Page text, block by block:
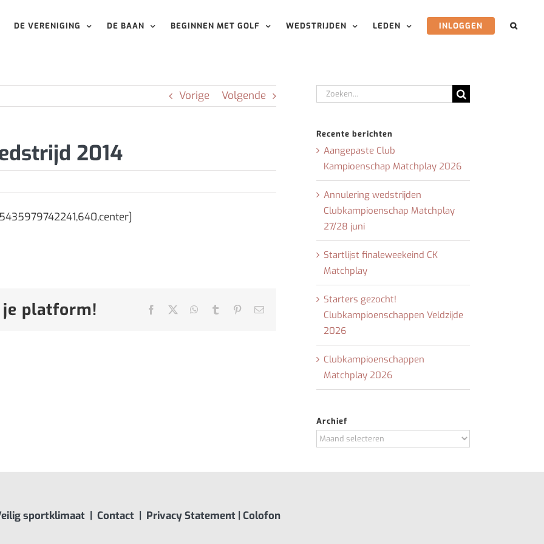
DE VERENIGING DE BAAN BEGINNEN MET GOLF WEDSTRIJDEN LEDEN INLOGGEN
Vorige Volgende
2014
platform! Facebook WhatsApp
Tumblr Pinterest
E-
Zoeken
naar:
Recente berichten
Aangepaste Club
Kampioenschap Matchplay 2026
Annulering wedstrijden
Clubkampioenschap Matchplay
27/28 juni
Startlijst finaleweekeind CK
Matchplay
Starters gezocht!
Clubkampioenschappen Veldzijde
2026
Clubkampioenschappen
Matchplay 2026
Archief
Archief
sportklimaat| Contact| Privacy Statement| Colofon